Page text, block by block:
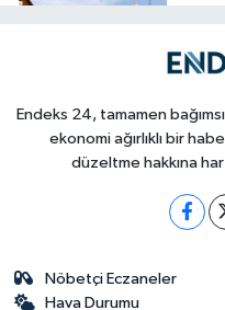
20’ye
Endeks 24, tamamen
ekonomi ağırlıklı bir
düzeltme hakkına
Nöbetçi Eczaneler
Hava Durumu